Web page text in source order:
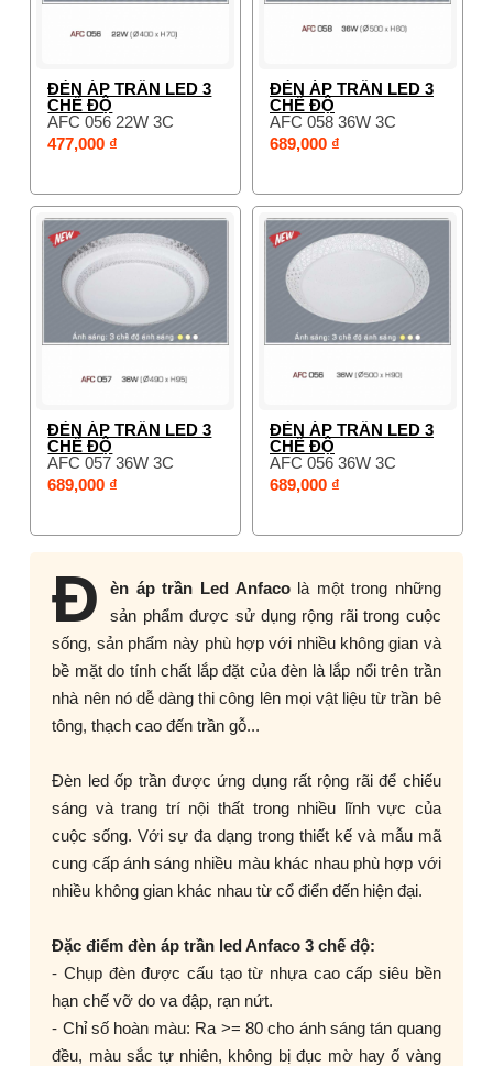
ĐÈN ÁP TRẦN LED 3
CHẾ ĐỘ
AFC 056 22W 3C
477,000 ₫
ĐÈN ÁP TRẦN LED 3
CHẾ ĐỘ
AFC 058 36W 3C
689,000 ₫
ĐÈN ÁP TRẦN LED 3
CHẾ ĐỘ
AFC 057 36W 3C
689,000 ₫
ĐÈN ÁP TRẦN LED 3
CHẾ ĐỘ
AFC 056 36W 3C
689,000 ₫
Đ èn áp trần Led Anfaco là một trong những
sản phẩm được sử dụng rộng rãi trong cuộc
sống, sản phẩm này phù hợp với nhiều không gian và
bề mặt do tính chất lắp đặt của đèn là lắp nổi trên trần
nhà nên nó dễ dàng thi công lên mọi vật liệu từ trần bê
tông, thạch cao đến trần gỗ...
Đèn led ốp trần được ứng dụng rất rộng rãi để chiếu
sáng và trang trí nội thất trong nhiều lĩnh vực của
cuộc sống. Với sự đa dạng trong thiết kế và mẫu mã
cung cấp ánh sáng nhiều màu khác nhau phù hợp với
nhiều không gian khác nhau từ cổ điển đến hiện đại.
Đặc điểm đèn áp trần led Anfaco 3 chế độ:
- Chụp đèn được cấu tạo từ nhựa cao cấp siêu bền
hạn chế vỡ do va đập, rạn nứt.
- Chỉ số hoàn màu: Ra >= 80 cho ánh sáng tán quang
đều, màu sắc tự nhiên, không bị đục mờ hay ố vàng